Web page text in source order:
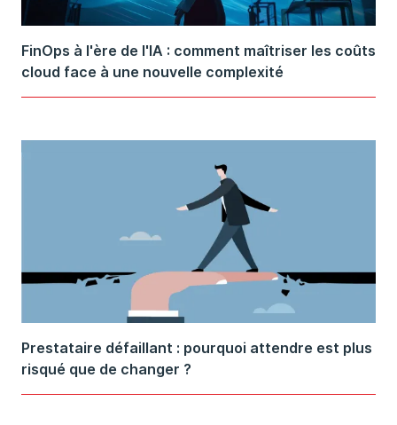
FinOps à l'ère de l'IA : comment maîtriser les coûts
cloud face à une nouvelle complexité
Prestataire défaillant : pourquoi attendre est plus
risqué que de changer ?